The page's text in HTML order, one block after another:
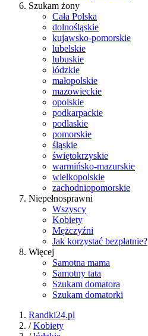
Szukam żony
Cała Polska
dolnośląskie
kujawsko-pomorskie
lubelskie
lubuskie
łódzkie
małopolskie
mazowieckie
opolskie
podkarpackie
podlaskie
pomorskie
śląskie
świętokrzyskie
warmińsko-mazurskie
wielkopolskie
zachodniopomorskie
Niepełnosprawni
Wszyscy
Kobiety
Mężczyźni
Jak korzystać bezpłatnie?
Więcej
Samotna mama
Samotny tata
Szukam domatora
Szukam domatorki
Randki24.pl
/Kobiety